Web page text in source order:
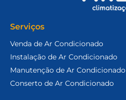
Serviços
Venda de Ar Condicionado
Instalação de Ar Condicionado
Manutenção de Ar Condicionado
Conserto de Ar Condicionado